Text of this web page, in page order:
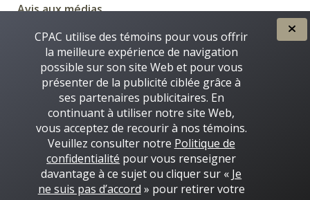
Avis aux médias
CRÉÉE POUR VOUS PAR
Certaines images de ce site © Thinkstock 2016-2026
CPAC utilise des témoins pour vous offrir
la meilleure expérience de navigation
possible sur son site Web et pour vous
présenter de la publicité ciblée grâce à
ses partenaires publicitaires. En
continuant à utiliser notre site Web,
vous acceptez de recourir à nos témoins.
Veuillez consulter notre Politique de
confidentialité pour vous renseigner
davantage à ce sujet ou cliquer sur « Je
ne suis pas d’accord » pour retirer votre